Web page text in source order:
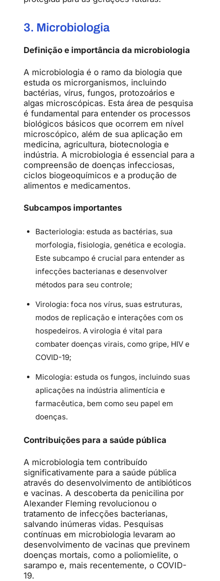
3. Microbiologia
Definição e importância da microbiologia
A microbiologia é o ramo da biologia que
estuda os microrganismos, incluindo
bactérias, vírus, fungos, protozoários e
algas microscópicas. Esta área de pesquisa
é fundamental para entender os processos
biológicos básicos que ocorrem em nível
microscópico, além de sua aplicação em
medicina, agricultura, biotecnologia e
indústria. A microbiologia é essencial para a
compreensão de doenças infecciosas,
ciclos biogeoquímicos e a produção de
alimentos e medicamentos.
Subcampos importantes
Bacteriologia: estuda as bactérias, sua
morfologia, fisiologia, genética e ecologia.
Este subcampo é crucial para entender as
infecções bacterianas e desenvolver
métodos para seu controle;
Virologia: foca nos vírus, suas estruturas,
modos de replicação e interações com os
hospedeiros. A virologia é vital para
combater doenças virais, como gripe, HIV e
COVID-19;
Micologia: estuda os fungos, incluindo suas
aplicações na indústria alimentícia e
farmacêutica, bem como seu papel em
doenças.
Contribuições para a saúde pública
A microbiologia tem contribuído
significativamente para a saúde pública
através do desenvolvimento de antibióticos
e vacinas. A descoberta da penicilina por
Alexander Fleming revolucionou o
tratamento de infecções bacterianas,
salvando inúmeras vidas. Pesquisas
contínuas em microbiologia levaram ao
desenvolvimento de vacinas que previnem
doenças mortais, como a poliomielite, o
sarampo e, mais recentemente, o COVID-
19.